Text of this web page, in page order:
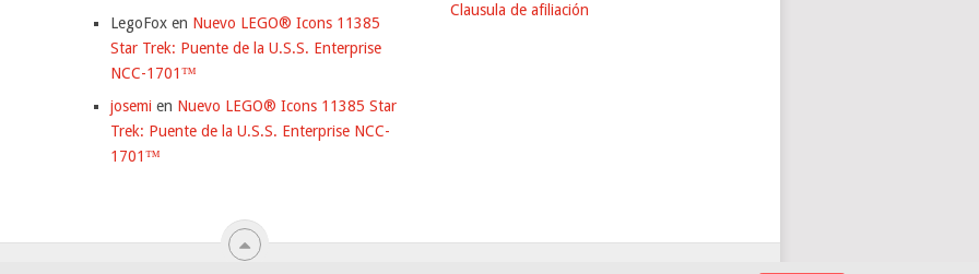
LegoFoxen Nuevo LEGO® Icons 11385
Star Trek: Puente de la U.S.S. Enterprise
NCC-1701™
josemi en Nuevo LEGO® Icons 11385 Star
Trek: Puente de la U.S.S. Enterprise NCC-
1701™
Clausula de afiliación